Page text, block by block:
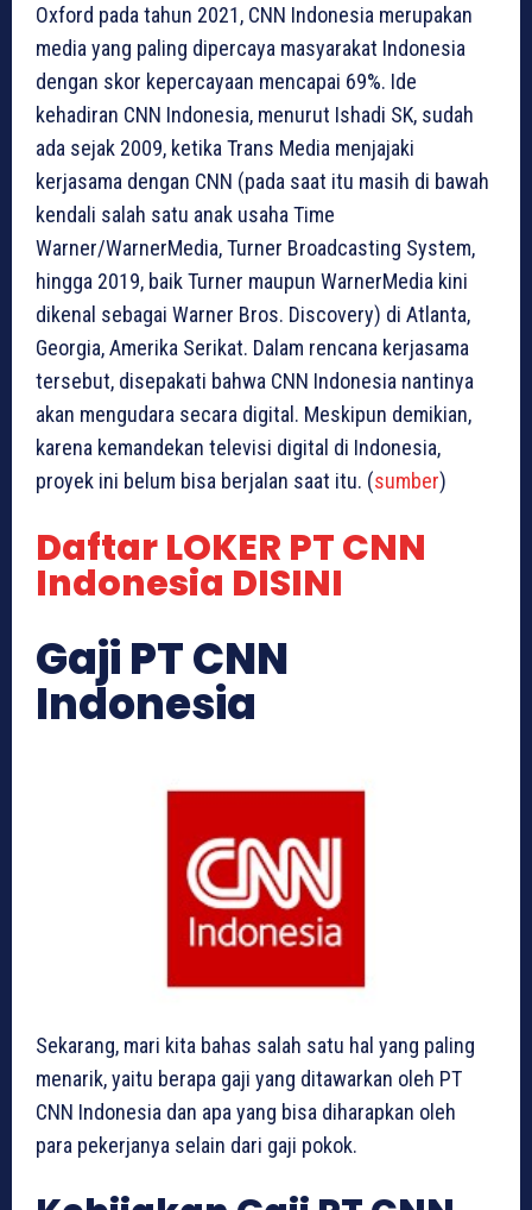
Oxford pada tahun 2021, CNN Indonesia merupakan
media yang paling dipercaya masyarakat Indonesia
dengan skor kepercayaan mencapai 69%. Ide
kehadiran CNN Indonesia, menurut Ishadi SK, sudah
ada sejak 2009, ketika Trans Media menjajaki
kerjasama dengan CNN (pada saat itu masih di bawah
kendali salah satu anak usaha Time
Warner/WarnerMedia, Turner Broadcasting System,
hingga 2019, baik Turner maupun WarnerMedia kini
dikenal sebagai Warner Bros. Discovery) di Atlanta,
Georgia, Amerika Serikat. Dalam rencana kerjasama
tersebut, disepakati bahwa CNN Indonesia nantinya
akan mengudara secara digital. Meskipun demikian,
karena kemandekan televisi digital di Indonesia,
proyek ini belum bisa berjalan saat itu. (sumber)
Daftar LOKER PT CNN
Indonesia DISINI
Gaji PT CNN
Indonesia
Sekarang, mari kita bahas salah satu hal yang paling
menarik, yaitu berapa gaji yang ditawarkan oleh PT
CNN Indonesia dan apa yang bisa diharapkan oleh
para pekerjanya selain dari gaji pokok.